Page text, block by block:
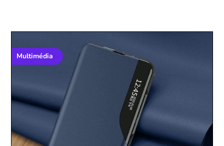
Multimédia